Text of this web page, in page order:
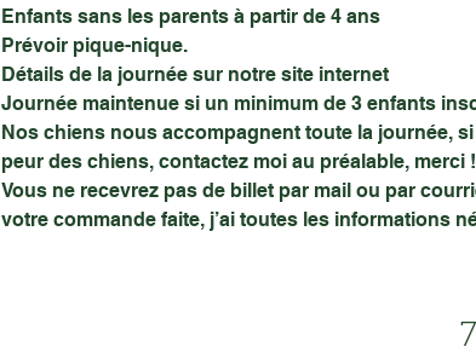
Enfants sans les parents à partir de 4 ans
Prévoir pique-nique.
Détails de la journée sur notre site internet
Journée maintenue si un minimum de 3 enfants
Nos chiens nous accompagnent toute la journée,
peur des chiens, contactez moi au préalable, merci
Vous ne recevrez pas de billet par mail ou par
votre commande faite, j’ai toutes les informations